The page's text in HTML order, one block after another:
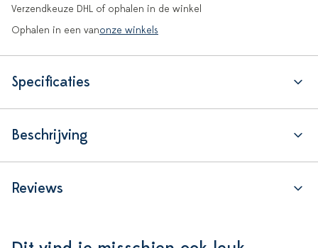
Verzendkeuze DHL of ophalen in de winkel
Ophalen in een vanonze winkels
Specificaties
Beschrijving
Reviews